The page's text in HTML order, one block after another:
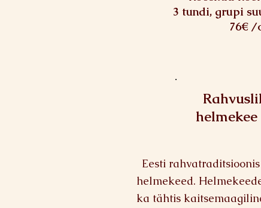
3 tundi, grupi
76€ /
helmekee
Eesti
helmekeed.
ka tähtis